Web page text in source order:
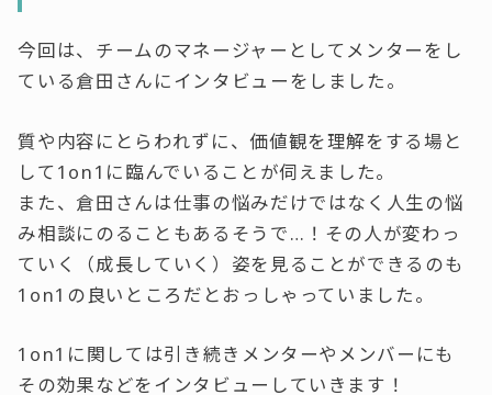
今回は、チームのマネージャーとしてメンターをし
ている倉田さんにインタビューをしました。
質や内容にとらわれずに、価値観を理解をする場と
して1on1に臨んでいることが伺えました。
また、倉田さんは仕事の悩みだけではなく人生の悩
み相談にのることもあるそうで…！その人が変わっ
ていく（成長していく）姿を見ることができるのも
1on1の良いところだとおっしゃっていました。
1on1に関しては引き続きメンターやメンバーにも
その効果などをインタビューしていきます！